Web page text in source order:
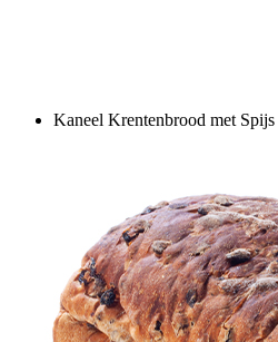
Kaneel Krentenbrood met Spijs